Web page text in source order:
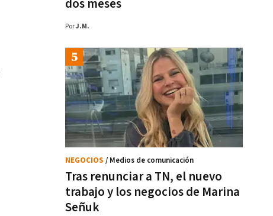
dos meses
PorJ.M.
Tras renunciar a TN, el nuevo
trabajo y los negocios de Marina
Señuk
NEGOCIOS / Medios de comunicación